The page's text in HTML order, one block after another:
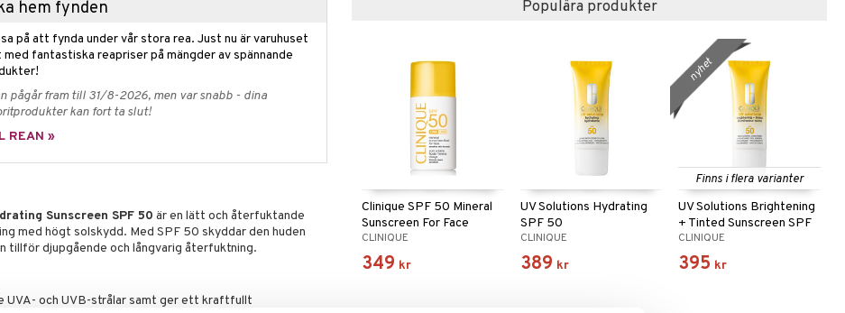
hem fynden
på att fynda under vår stora rea. Just nu är varuhuset
fantastiska reapriser på mängder av spännande
pågår fram till 31/8-2026, men var snabb - dina
kan fort ta slut!
REAN »
Sunscreen SPF 50 är en lätt och återfuktande
med högt solskydd. Med SPF 50 skyddar den huden
tillför djupgående och långvarig återfuktning.
UVA- och UVB-strålar samt ger ett kraftfullt
Populära produkter
Clinique SPF 50 Mineral
Sunscreen For Face
CLINIQUE
349 kr
UV Solutions Hydrating
SPF 50
CLINIQUE
389 kr
Finns i flera varianter
UV Solutions Brightening
+ Tinted Sunscreen SPF
50
CLINIQUE
395 kr
nyhet